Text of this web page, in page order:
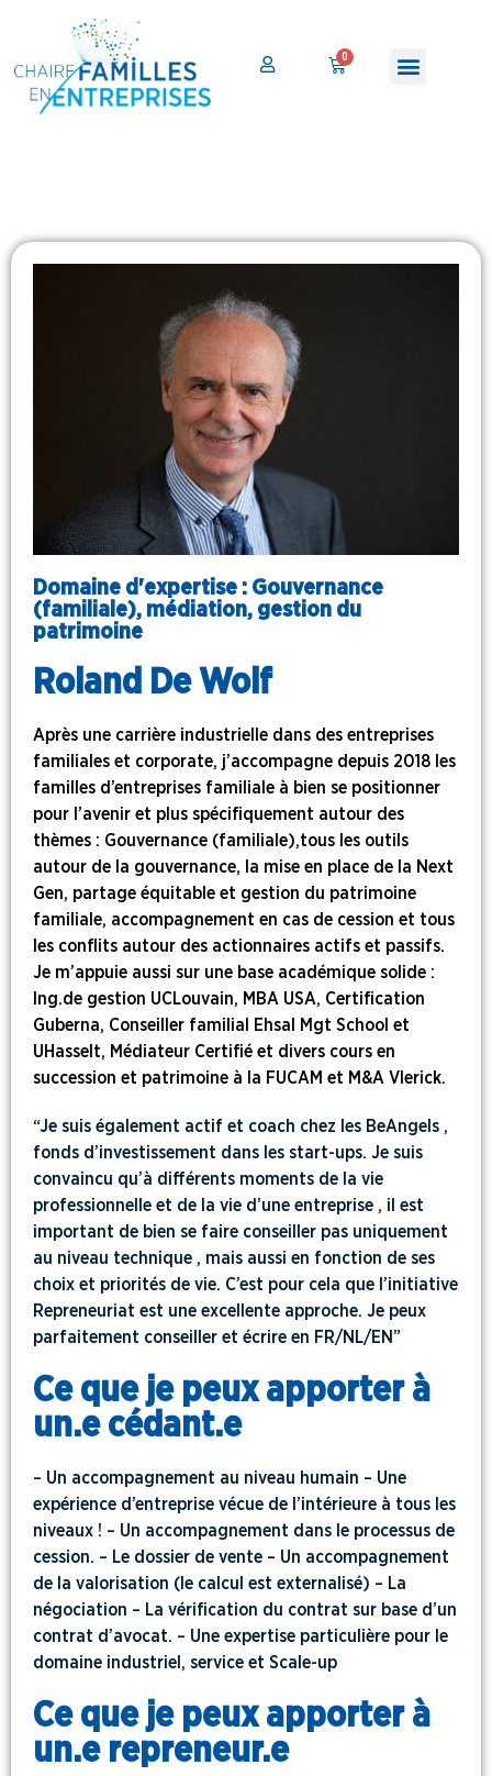
Domaine d'expertise : Gouvernance
(familiale), médiation, gestion du
patrimoine
Roland De Wolf
Après une carrière industrielle dans des entreprises
familiales et corporate, j’accompagne depuis 2018 les
familles d’entreprises familiale à bien se positionner
pour l’avenir et plus spécifiquement autour des
thèmes : Gouvernance (familiale),tous les outils
autour de la gouvernance, la mise en place de la Next
Gen, partage équitable et gestion du patrimoine
familiale, accompagnement en cas de cession et tous
les conflits autour des actionnaires actifs et passifs.
Je m’appuie aussi sur une base académique solide :
Ing.de gestion UCLouvain, MBA USA, Certification
Guberna, Conseiller familial Ehsal Mgt School et
UHasselt, Médiateur Certifié et divers cours en
succession et patrimoine à la FUCAM et M&A Vlerick.
“Je suis également actif et coach chez les BeAngels ,
fonds d’investissement dans les start-ups. Je suis
convaincu qu’à différents moments de la vie
professionnelle et de la vie d’une entreprise , il est
important de bien se faire conseiller pas uniquement
au niveau technique , mais aussi en fonction de ses
choix et priorités de vie. C’est pour cela que l’initiative
Repreneuriat est une excellente approche. Je peux
parfaitement conseiller et écrire en FR/NL/EN”
Ce que je peux apporter à
un.e cédant.e
– Un accompagnement au niveau humain – Une
expérience d’entreprise vécue de l’intérieure à tous les
niveaux ! – Un accompagnement dans le processus de
cession. – Le dossier de vente – Un accompagnement
de la valorisation (le calcul est externalisé) – La
négociation – La vérification du contrat sur base d’un
contrat d’avocat. – Une expertise particulière pour le
domaine industriel, service et Scale-up
Ce que je peux apporter à
un.e repreneur.e